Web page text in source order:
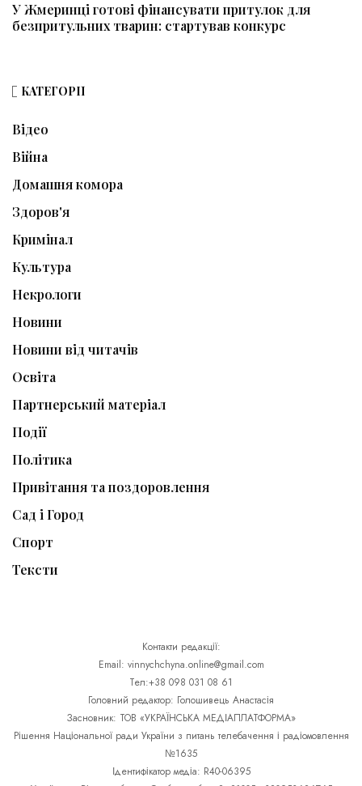
У Жмеринці готові фінансувати притулок для
безпритульних тварин: стартував конкурс
КАТЕГОРІЇ
Відео
Війна
Домашня комора
Здоров'я
Кримінал
Культура
Некрологи
Новини
Новини від читачів
Освіта
Партнерський матеріал
Події
Політика
Привітання та поздоровлення
Сад і Город
Спорт
Тексти
Контакти редакції:
Email: vinnychchyna.online@gmail.com
Тел:+38 098 031 08 61
Головний редактор: Голошивець Анастасія
Засновник: ТОВ «УКРАЇНСЬКА МЕДІАПЛАТФОРМА»
Рішення Національної ради України з питань телебачення і радіомовлення
№1635
Ідентифікатор медіа: R40-06395